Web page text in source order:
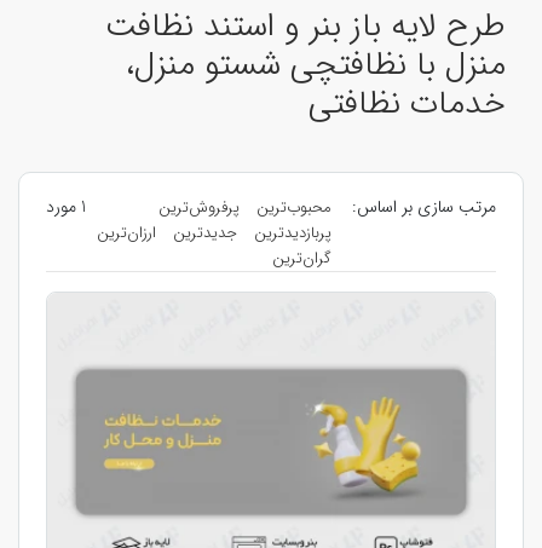
طرح لایه باز بنر و استند نظافت
منزل با نظافتچی شستو منزل،
خدمات نظافتی
مرتب سازی بر اساس: محبوب‌ترین
پرفروش‌ترین
پربازدیدترین
جدیدترین
ارزان‌ترین
گران‌ترین
1 مورد